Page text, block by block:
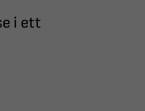
i ett